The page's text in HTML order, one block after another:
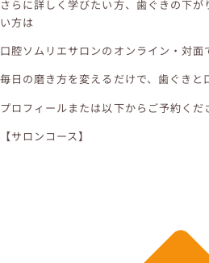
さらに詳しく学びたい方、歯ぐきの下
い方は
口腔ソムリエサロンのオンライン・対面
毎日の磨き方を変えるだけで、歯ぐきと
プロフィールまたは以下からご予約くだ
【サロンコース】